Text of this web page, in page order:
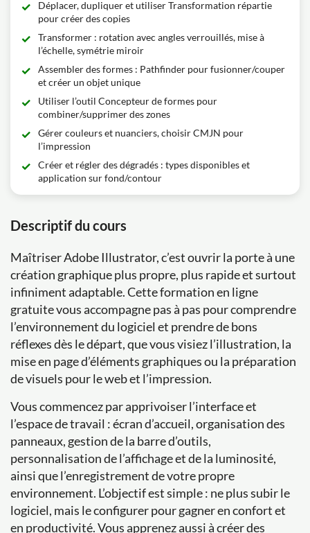
Déplacer, dupliquer et utiliser Transformation répartie
pour créer des copies
Transformer : rotation avec angles verrouillés, mise à
l’échelle, symétrie miroir
Assembler des formes : Pathfinder pour fusionner/couper
et créer un objet unique
Utiliser l’outil Concepteur de formes pour
combiner/supprimer des zones
Gérer couleurs et nuanciers, choisir CMJN pour
l’impression
Créer et régler des dégradés : types disponibles et
application sur fond/contour
Descriptif du cours
Maîtriser Adobe Illustrator, c’est ouvrir la porte à une
création graphique plus propre, plus rapide et surtout
infiniment adaptable. Cette formation en ligne
gratuite vous accompagne pas à pas pour comprendre
l’environnement du logiciel et prendre de bons
réflexes dès le départ, que vous visiez l’illustration, la
mise en page d’éléments graphiques ou la préparation
de visuels pour le web et l’impression.
Vous commencez par apprivoiser l’interface et
l’espace de travail : écran d’accueil, organisation des
panneaux, gestion de la barre d’outils,
personnalisation de l’affichage et de la luminosité,
ainsi que l’enregistrement de votre propre
environnement. L’objectif est simple : ne plus subir le
logiciel, mais le configurer pour gagner en confort et
en productivité. Vous apprenez aussi à créer des